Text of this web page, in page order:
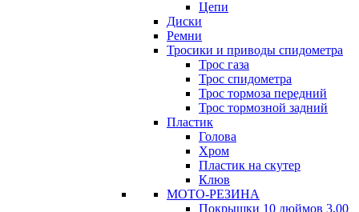
Цепи
Диски
Ремни
Тросики и приводы спидометра
Трос газа
Трос спидометра
Трос тормоза передний
Трос тормозной задний
Пластик
Голова
Хром
Пластик на скутер
Клюв
МОТО-РЕЗИНА
Покрышки 10 дюймов 3,00